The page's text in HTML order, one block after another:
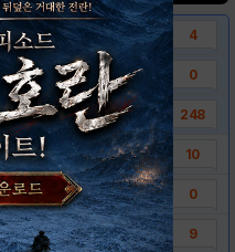
게시.. 4
티를.. 0
내.. 248
10
0
9